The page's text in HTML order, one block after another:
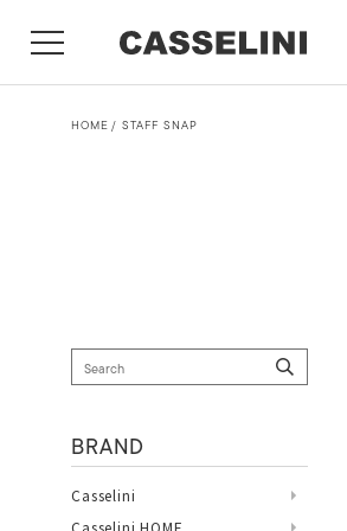
HOME STAFF SNAP
BRAND
Casselini
Casselini HOME